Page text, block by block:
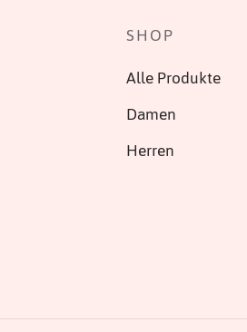
SHOP
Alle Produkte
Damen
Herren